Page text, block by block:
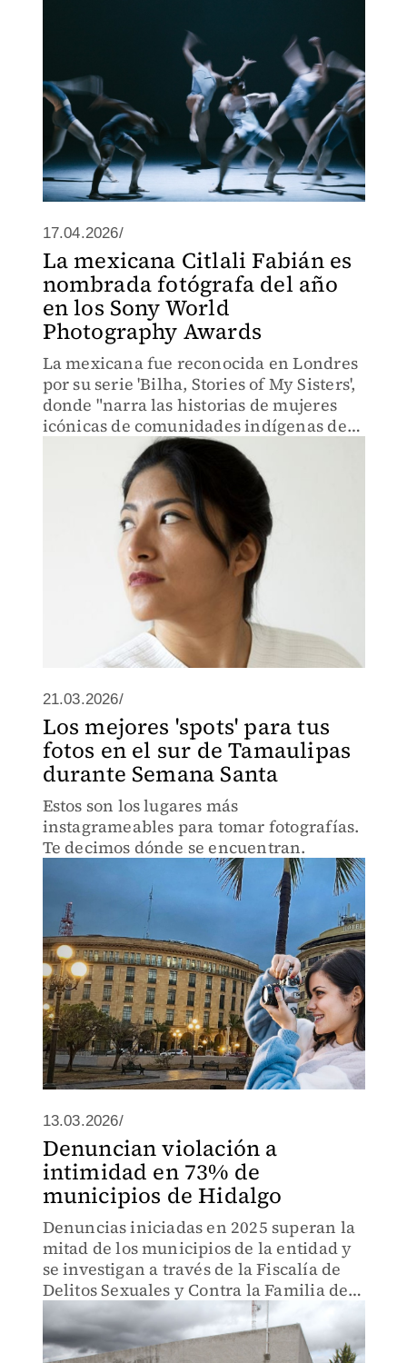
17.04.2026/
La mexicana Citlali Fabián es
nombrada fotógrafa del año
en los Sony World
Photography Awards
La mexicana fue reconocida en Londres
por su serie 'Bilha, Stories of My Sisters',
donde "narra las historias de mujeres
icónicas de comunidades indígenas de
21.03.2026/
Los mejores 'spots' para tus
fotos en el sur de Tamaulipas
durante Semana Santa
Estos son los lugares más
instagrameables para tomar fotografías.
Te decimos dónde se encuentran.
13.03.2026/
Denuncian violación a
intimidad en 73% de
municipios de Hidalgo
Denuncias iniciadas en 2025 superan la
mitad de los municipios de la entidad y
se investigan a través de la Fiscalía de
Delitos Sexuales y Contra la Familia de
la PGJEH